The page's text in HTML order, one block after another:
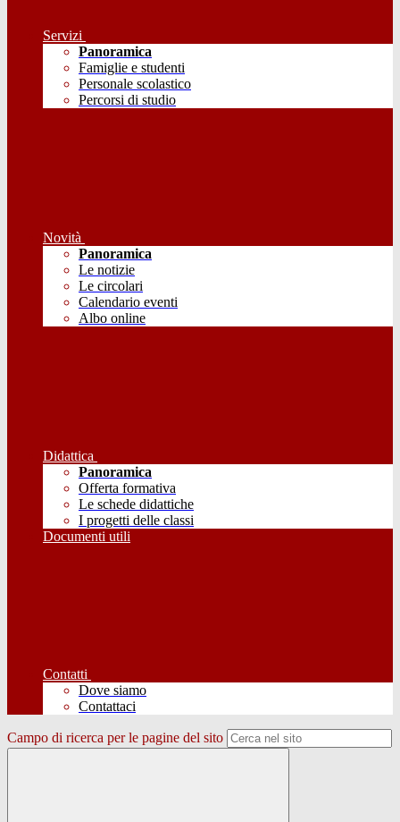
Servizi
Panoramica
Famiglie e studenti
Personale scolastico
Percorsi di studio
Novità
Panoramica
Le notizie
Le circolari
Calendario eventi
Albo online
Didattica
Panoramica
Offerta formativa
Le schede didattiche
I progetti delle classi
Documenti utili
Contatti
Dove siamo
Contattaci
Campo di ricerca per le pagine del sito